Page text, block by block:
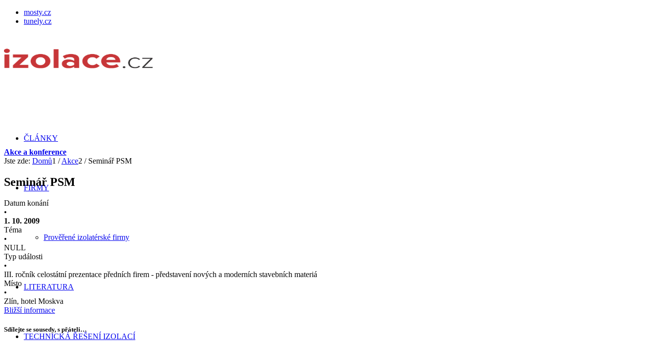
mosty.cz
tunely.cz
ČLÁNKY
FIRMY
Prověřené izolatérské firmy
LITERATURA
TECHNICKÁ ŘEŠENÍ IZOLACÍ
Akce a konference
Jste zde: Domů1 / Akce2 / Seminář PSM
Seminář PSM
Datum konání
•
1. 10. 2009
Téma
•
NULL
Typ události
•
III. ročník celostátní prezentace předních firem - představení nových a moderních stavebních materiá
Místo
•
Zlín, hotel Moskva
Bližší informace
Sdílejte se sousedy, s přáteli…